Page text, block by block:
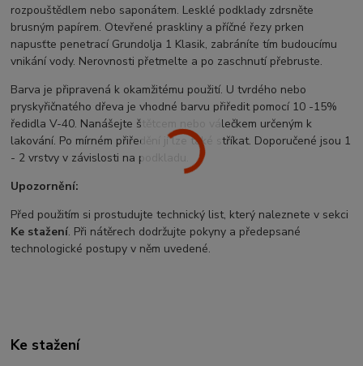
rozpouštědlem nebo saponátem. Lesklé podklady zdrsněte
brusným papírem. Otevřené praskliny a příčné řezy prken
napusťte penetrací Grundolja 1 Klasik, zabráníte tím budoucímu
vnikání vody. Nerovnosti přetmelte a po zaschnutí přebruste.
Barva je připravená k okamžitému použití. U tvrdého nebo
pryskyřičnatého dřeva je vhodné barvu přiředit pomocí 10 -15%
ředidla V-40. Nanášejte štětcem nebo válečkem určeným k
lakování. Po mírném přiředění jí lze také stříkat. Doporučené jsou 1
- 2 vrstvy v závislosti na podkladu.
Upozornění:
Před použitím si prostudujte technický list, který naleznete v sekci
Ke stažení. Při nátěrech dodržujte pokyny a předepsané
technologické postupy v něm uvedené.
Ke stažení